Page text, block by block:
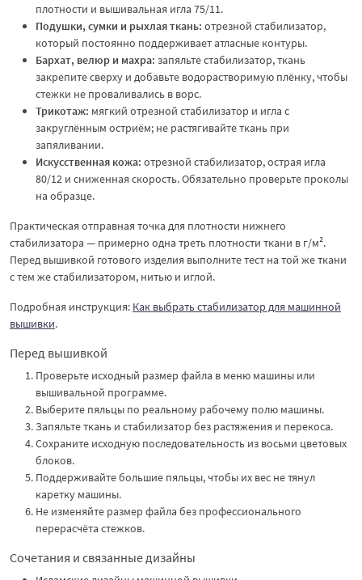
плотности и вышивальная игла 75/11.
Подушки, сумки и рыхлая ткань: отрезной стабилизатор,
который постоянно поддерживает атласные контуры.
Бархат, велюр и махра: запяльте стабилизатор, ткань
закрепите сверху и добавьте водорастворимую плёнку, чтобы
стежки не проваливались в ворс.
Трикотаж: мягкий отрезной стабилизатор и игла с
закруглённым остриём; не растягивайте ткань при
запяливании.
Искусственная кожа: отрезной стабилизатор, острая игла
80/12 и сниженная скорость. Обязательно проверьте проколы
на образце.
Практическая отправная точка для плотности нижнего
стабилизатора — примерно одна треть плотности ткани в г/м².
Перед вышивкой готового изделия выполните тест на той же ткани
с тем же стабилизатором, нитью и иглой.
Подробная инструкция: Как выбрать стабилизатор для машинной
вышивки.
Перед вышивкой
Проверьте исходный размер файла в меню машины или
вышивальной программе.
Выберите пяльцы по реальному рабочему полю машины.
Запяльте ткань и стабилизатор без растяжения и перекоса.
Сохраните исходную последовательность из восьми цветовых
блоков.
Поддерживайте большие пяльцы, чтобы их вес не тянул
каретку машины.
Не изменяйте размер файла без профессионального
перерасчёта стежков.
Сочетания и связанные дизайны